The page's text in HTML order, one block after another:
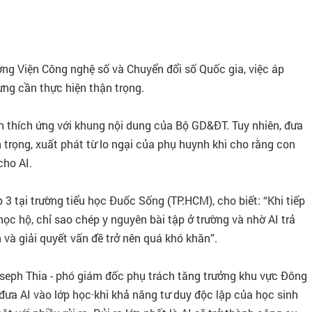
Viện Công nghệ số và Chuyển đổi số Quốc gia, việc áp
cần thực hiện thận trọng.
ứng với khung nội dung của Bộ GD&ĐT. Tuy nhiên, đưa
xuất phát từ lo ngại của phụ huynh khi cho rằng con
AI.
tại trường tiểu học Đuốc Sống (TP.HCM), cho biết: “Khi tiếp
hộ, chỉ sao chép y nguyên bài tập ở trường và nhờ AI trả
giải quyết vấn đề trở nên quá khó khăn”.
Thia - phó giám đốc phụ trách tăng trưởng khu vực Đông
AI vào lớp học·khi khả năng tư duy độc lập của học sinh